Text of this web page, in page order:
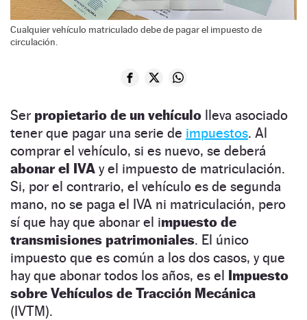
Cualquier vehículo matriculado debe de pagar el impuesto de
circulación.
Ser propietario de un vehículo lleva asociado
tener que pagar una serie de impuestos. Al
comprar el vehículo, si es nuevo, se deberá
abonar el IVA y el impuesto de matriculación.
Si, por el contrario, el vehículo es de segunda
mano, no se paga el IVA ni matriculación, pero
sí que hay que abonar el impuesto de
transmisiones patrimoniales. El único
impuesto que es común a los dos casos, y que
hay que abonar todos los años, es el Impuesto
sobre Vehículos de Tracción Mecánica
(IVTM).